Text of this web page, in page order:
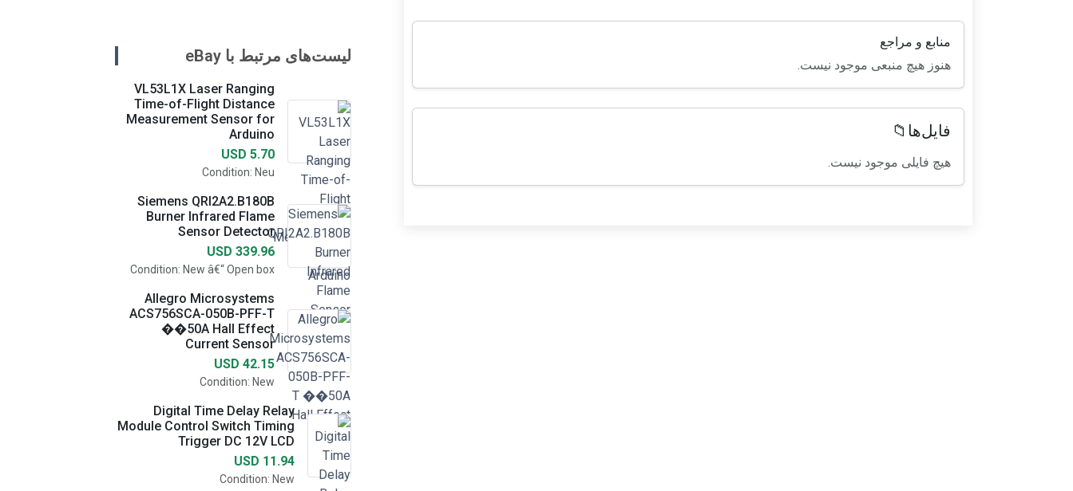
منابع و مراجع
هنوز هیچ منبعی موجود نیست.
فایل‌ها📁
هیچ فایلی موجود نیست.
لیست‌های مرتبط با eBay
VL53L1X Laser Ranging
Time-of-Flight Distance
Measurement Sensor for
Arduino
USD 5.70
Condition: Neu
Siemens QRI2A2.B180B
Burner Infrared Flame
Sensor Detector
USD 339.96
Condition: New â€“ Open box
Allegro Microsystems
ACS756SCA-050B-PFF-T
��50A Hall Effect
Current Sensor
USD 42.15
Condition: New
Digital Time Delay Relay
Module Control Switch Timing
Trigger DC 12V LCD
USD 11.94
Condition: New